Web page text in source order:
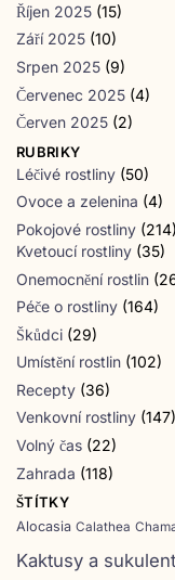
Říjen 2025 (15)
Září 2025 (10)
Srpen 2025 (9)
Červenec 2025 (4)
Červen 2025 (2)
RUBRIKY
Léčivé rostliny (50)
Ovoce a zelenina (4)
Pokojové rostliny (214)
Kvetoucí rostliny (35)
Onemocnění rostlin
Péče o rostliny (164)
Škůdci (29)
Umístění rostlin (102)
Recepty (36)
Venkovní rostliny (147)
Volný čas (22)
Zahrada (118)
ŠTÍTKY
Alocasia Calathea
Kaktusy a